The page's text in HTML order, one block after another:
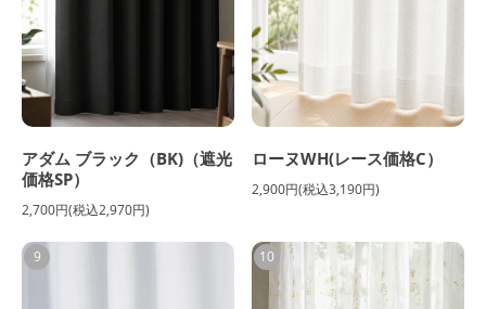
アダム ブラック（BK)（遮光
価格SP）
2,700円(税込2,970円)
ローヌWH(レース価格C）
2,900円(税込3,190円)
9 10